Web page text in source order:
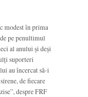
modest în prima
pe penultimul
al anului și deși
suporteri
au încercat să-i
de fiecare
despre FRF